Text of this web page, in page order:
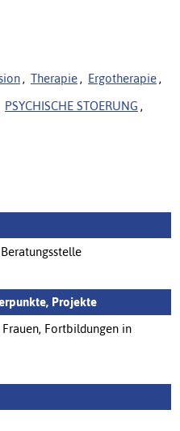
, Therapie , Ergotherapie ,
PSYCHISCHE STOERUNG ,
Projekte
Fortbildungen in